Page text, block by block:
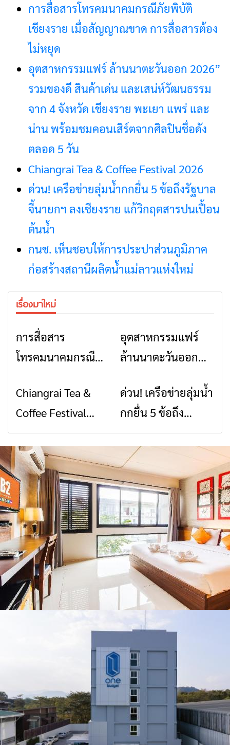
การสื่อสารโทรคมนาคมกรณีภัยพิบัติ
เชียงราย เมื่อสัญญาณขาด การสื่อสารต้อง
ไม่หยุด
อุตสาหกรรมแฟร์ ล้านนาตะวันออก 2026”
รวมของดี สินค้าเด่น และเสน่ห์วัฒนธรรม
จาก 4 จังหวัด เชียงราย พะเยา แพร่ และ
น่าน พร้อมชมคอนเสิร์ตจากศิลปินชื่อดัง
ตลอด 5 วัน
Chiangrai Tea & Coffee Festival 2026
ด่วน! เครือข่ายลุ่มน้ำกกยื่น 5 ข้อถึงรัฐบาล
จี้นายกฯ ลงเชียงราย แก้วิกฤตสารปนเปื้อน
ต้นน้ำ
กนช. เห็นชอบให้การประปาส่วนภูมิภาค
ก่อสร้างสถานีผลิตน้ำแม่ลาวแห่งใหม่
เรื่องมาใหม่
การสื่อสาร
โทรคมนาคมกรณีภัย
สัญญาณขาด การ
สื่อสารต้องไม่หยุด
ข่าวเชียงราย
อุตสาหกรรมแฟร์
ล้านนาตะวันออก
สินค้าเด่น และเสน่ห์
วัฒนธรรมจาก 4
จังหวัด เชียงราย
พะเยา แพร่ และ
น่าน พร้อมชม
คอนเสิร์ตจากศิลปิน
ชื่อดังตลอด 5 วัน
ข่าวเชียงราย
Chiangrai Tea &
Coffee Festival
2026
ข่าวเชียงราย
ด่วน! เครือข่ายลุ่มน้ำ
กกยื่น 5 ข้อถึง
รัฐบาล จี้นายกฯ ลง
เชียงราย แก้วิกฤต
สารปนเปื้อนต้นน้ำ